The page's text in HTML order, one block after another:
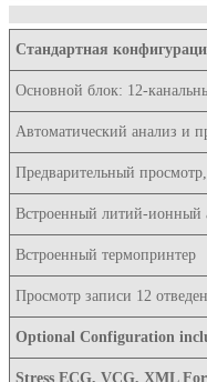
Стандартная
Основной блок: 12-
Автоматический анализ и
Предварительный
Встроенный литий-ионный
Встроенный термопринтер
Просмотр записи 12
Optional Configuration
Stress ECG, VCG, XML